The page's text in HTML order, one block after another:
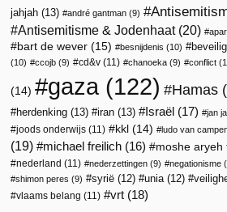
jahjah (13) andré gantman (9)
Antisemitisme & Jodenhaat(20)
bart de wever (15) besnijdenis (10)
(10)
ccojb (9) cd&v (11) chanoeka (9) conflict
(14) gaza(122) Hamas
herdenking (13) iran (13) Israël (17) jan
joods onderwijs (11) kkl (14) ludo van
(19)
michael freilich (16) moshe aryeh
nederland (11) nederzettingen (9) negationisme
shimon peres (9) syrië (12) unia(12)
vlaams belang (11) vrt (18)